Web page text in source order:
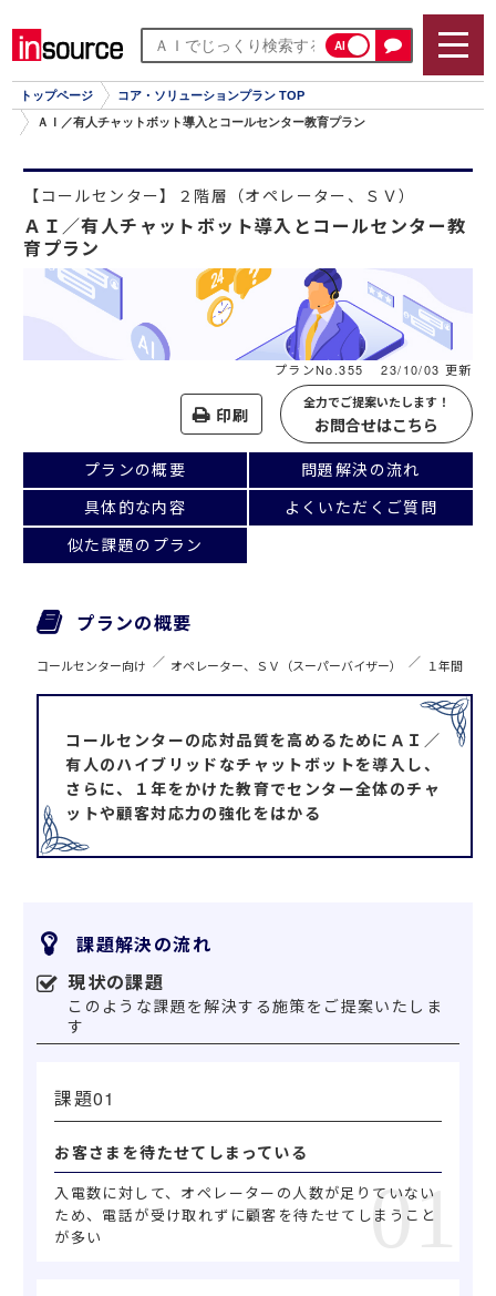
AI
トップページ
コア・ソリューションプラン TOP
ＡＩ／有人チャットボット導入とコールセンター教育プラン
【コールセンター】２階層（オペレーター、ＳＶ）
ＡＩ／有人チャットボット導入とコールセンター教
育プラン
プランNo.355 23/10/03 更新
印刷
全力でご提案いたします！
お問合せはこちら
プランの概要
問題解決の流れ
具体的な内容
よくいただくご質問
似た課題のプラン
プランの概要
コールセンター向け オペレーター、ＳＶ（スーパーバイザー） １年間
コールセンターの応対品質を高めるためにＡＩ／
有人のハイブリッドなチャットボットを導入し、
さらに、１年をかけた教育でセンター全体のチャ
ットや顧客対応力の強化をはかる
課題解決の流れ
現状の課題
このような課題を解決する施策をご提案いたしま
す
課題
お客さまを待たせてしまっている
入電数に対して、オペレーターの人数が足りていない
ため、電話が受け取れずに顧客を待たせてしまうこと
が多い